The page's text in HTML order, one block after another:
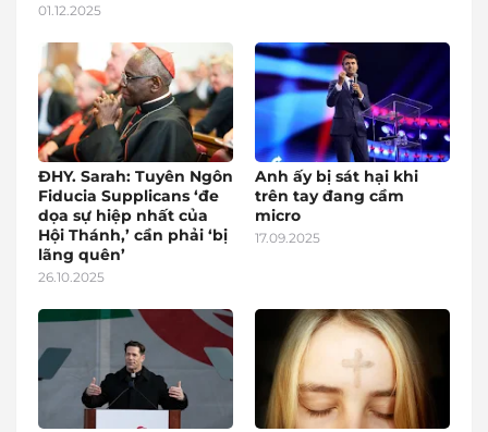
01.12.2025
ĐHY. Sarah: Tuyên Ngôn
Fiducia Supplicans ‘đe
dọa sự hiệp nhất của
Hội Thánh,’ cần phải ‘bị
lãng quên’
26.10.2025
Anh ấy bị sát hại khi
trên tay đang cầm
micro
17.09.2025